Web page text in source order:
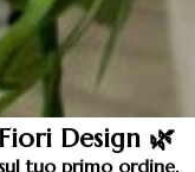
Design 🌿
tuo primo ordine.